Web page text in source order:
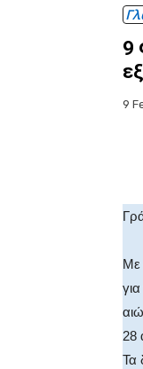
9
9
Με
28
Τα